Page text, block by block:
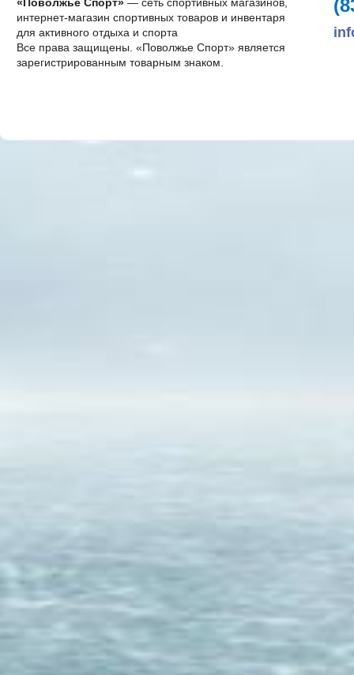
интернет-магазин спортивных товаров и инвентаря
для активного отдыха и спорта
Все права защищены. «Поволжье Спорт» является
зарегистрированным товарным знаком.